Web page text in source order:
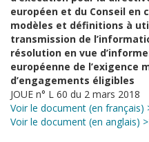
européen et du Conseil en
modèles et définitions à
transmission de
résolution en vue
européenne de l’exigence
d’engagements éligibles
JOUE n° L 60 du 2 mars 2018
Voir le document (en français)
Voir le document (en anglais)